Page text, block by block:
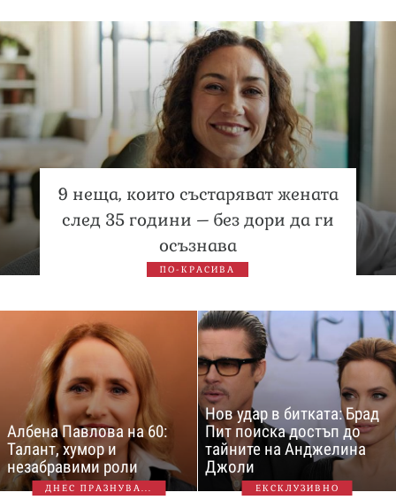
9 неща, които състаряват жената
след 35 години – без дори да ги
осъзнава
ПО-КРАСИВА
Албена Павлова на 60:
Талант, хумор и
незабравими роли
ДНЕС ПРАЗНУВА...
Нов удар в битката: Брад
Пит поиска достъп до
тайните на Анджелина
Джоли
ЕКСКЛУЗИВНО